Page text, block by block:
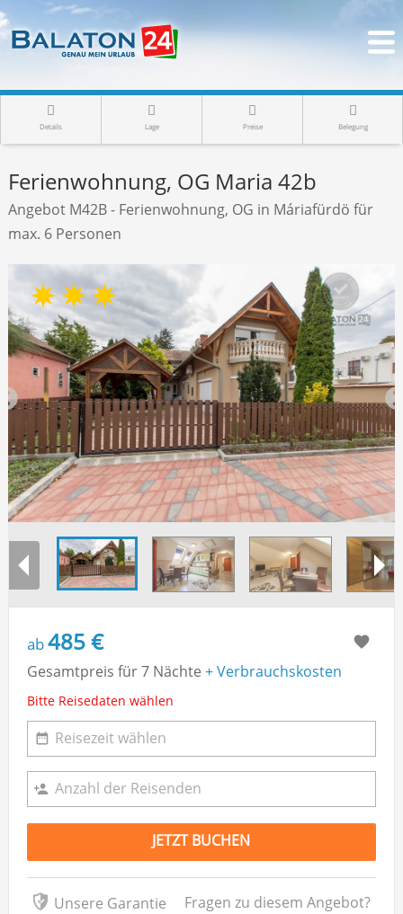
Details Lage Preise Belegung
Ferienwohnung, OG Maria 42b
Angebot M42B - Ferienwohnung, OG in Máriafürdö für
max. 6 Personen
ab485 €
Gesamtpreis für 7 Nächte + Verbrauchskosten
Bitte Reisedaten wählen
JETZT BUCHEN
Unsere Garantie Fragen zu diesem Angebot?